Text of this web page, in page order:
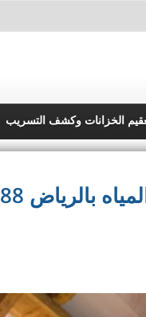
الخزانات وكشف التسريب
0559597588